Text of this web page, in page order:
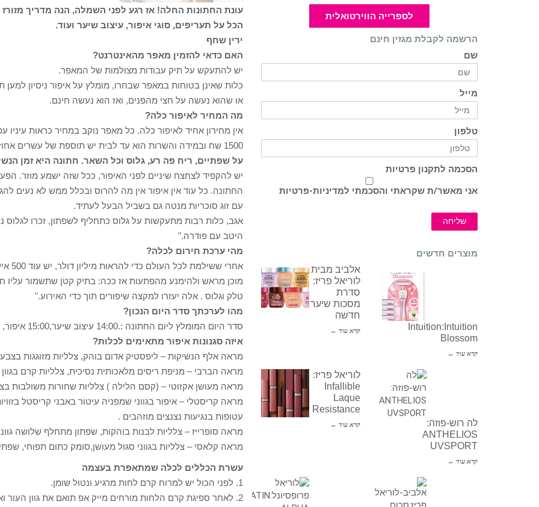
עונת החתונות החלה! אז רגע לפני השמלה, הנה מדריך
הכל על תעריפים, סוגי איפור, עיצוב שיער ועוד.
ירין שחף
האם כדאי להזמין מאפר מהאינטרנט?
יש להתעקש על תיק עבודות מצולמות של המאפר.
כלות שאינן בטוחות במאפר שבחרו, מומלץ על איפור ניסיון
או שהוא נעשה על חצי מהפנים, ואז הוא נעשה חינם.
מה המחיר לאיפור כלה?
1500 שח ובמידה והשרות הוא עד לבית יש תוספת של עשרים אחוז ."
על שפתיים, ריח פה רע, גלוס וכל השאר. חתונה היא זמן
יש להקפיד לצחצח שיניים לפני האיפור, ככל שזה ישמע מוזר.
החתונה. כל עוד אין איפור אין מה להרוס ובכלל ממש לא נעים
עם זוג סוכריות מנטה גם בשביל הבעל לעתיד.
אגב, כלות רבות מתעקשות על גלוס כתחליף לשפתון, זכרו לגלוס
היטב עם פודרה."
מהי ערכת חירום לכלה?
מוכן מראש ולהימנע מהפתעות אז ככה: בתיק קטן שתשמור עליו
טלק וגלוס . אלה יעזרו למקצה שיפורים תוך כדי האירוע."
מהו לערכתך סדר היום הנכון?
סדר היום המומלץ ליום החתונה :.14:00 עיצוב שיער,15:00 איפור, 16:00 לבוש, 17:00 צילומים.
איזה סגנונות איפור מתאימים לכלות?
מראה אלף הנשיקות – ליפסטיק אדום בוהק, צלליות מזוגגות
מראה הברבי – מניפת ריסים מלאכותית נסיכית, צלליות קרם בגוון
מראה מעושן אקזוטי – (קסם הלילה ) צלליות שחורות משולבות
מראה קריסטלי – איפור בגווני שמפניה עיטור באבני קריסטל
עטופות בנגיעות נצנצים מוזהבים .
מראה סופרייז – צלליות לבנות בוהקות, שפתון מתחלף שלושה
מראה קלאסי – צלליות בגווני סגול מעושן,סומק כתום תפוחי,
עשרת הכללים לכלה שמתאפרת בעצמה
1. לפני הכול יש למרוח קרם לחות מרגיע ונטול שומן.
2. לאחר ספיגת קרם הלחות מורחים מייק אפ תואם את גוון
לספרייה הווירטואלית
הרשמה לקבלת מגזין חינם
שם
מייל
טלפון
הסכמה לתקנון פרטיות
אני מאשר/ת שקראתי והסכמתי למדיניות-פרטיות
שליחה
מוצרים חדשים
אלביב מבית
לוריאל פריז:
סדרת
מסכות שיער
חדשה
קרא עוד ←
Intuition:Intuition
Blossom
קרא עוד ←
לוריאל פריז:
Infallible
Laque
Resistance
קרא עוד ←
לה רוש-פוזה:
ANTHELIOS
UVSPORT
קרא עוד ←